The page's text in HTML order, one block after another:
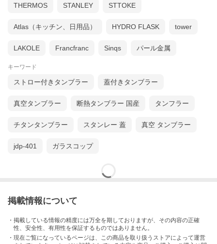
THERMOS STANLEY STTOKE
Atlas（キッチン、日用品） HYDRO FLASK tower
LAKOLE Francfranc Sinqs パール金属
キーワード
ストロー付きタンブラー 蓋付きタンブラー
真空タンブラー 断熱タンブラー 国産 タンフラー
チタンタンブラー スタンレー 蓋 真空 タンブラー
jdp-401 ガラスコップ
掲載情報について
・掲載している情報の精度には万全を期しておりますが、その内容の正確
性、安全性、有用性を保証するものではありません。
・現在ご覧になっているページは、この商品を取り扱うストアによって運営